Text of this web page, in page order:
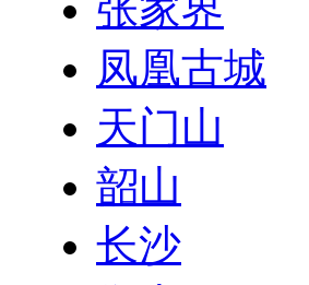
凤凰古城
天门山
韶山
长沙